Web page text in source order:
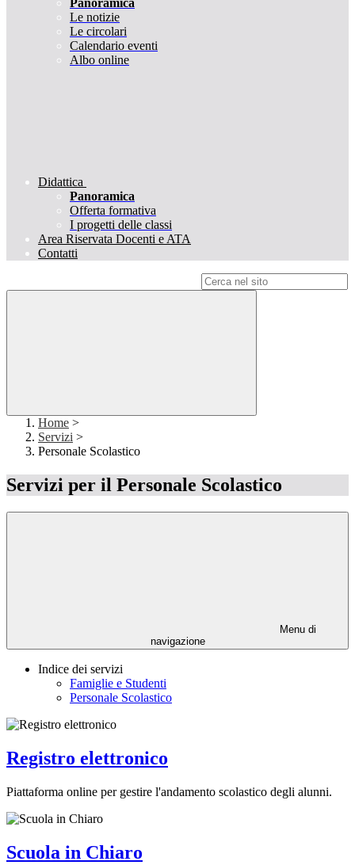
Panoramica
Le notizie
Le circolari
Calendario eventi
Albo online
Didattica
Panoramica
Offerta formativa
I progetti delle classi
Area Riservata Docenti e ATA
Contatti
Home >
Servizi >
Personale Scolastico
Servizi per il Personale Scolastico
Menu di
navigazione
Indice dei servizi
Famiglie e Studenti
Personale Scolastico
Registro elettronico
Piattaforma online per gestire l'andamento scolastico degli alunni.
Scuola in Chiaro